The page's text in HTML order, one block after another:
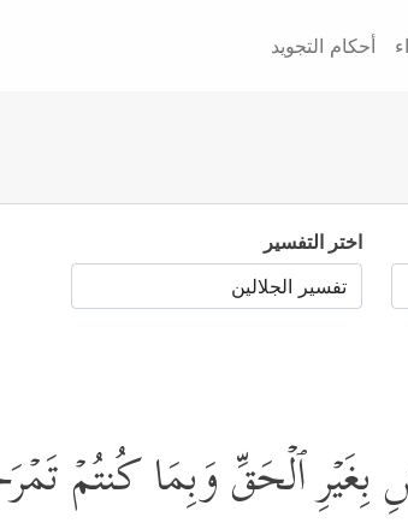
أحكام التجويد
اختر التفسير
بِغَیۡرِ ٱلۡحَقِّ وَبِمَا كُنتُمۡ